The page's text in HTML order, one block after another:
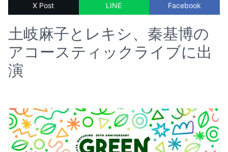
X Post LINE Facebook
土岐麻子とレキシ、秦基博の
アコースティックライブに出
演